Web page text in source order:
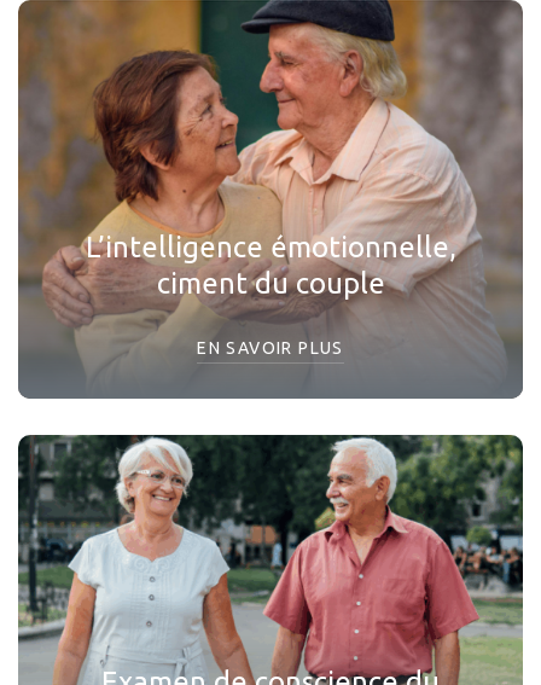
L’intelligence émotionnelle,
ciment du couple
EN SAVOIR PLUS